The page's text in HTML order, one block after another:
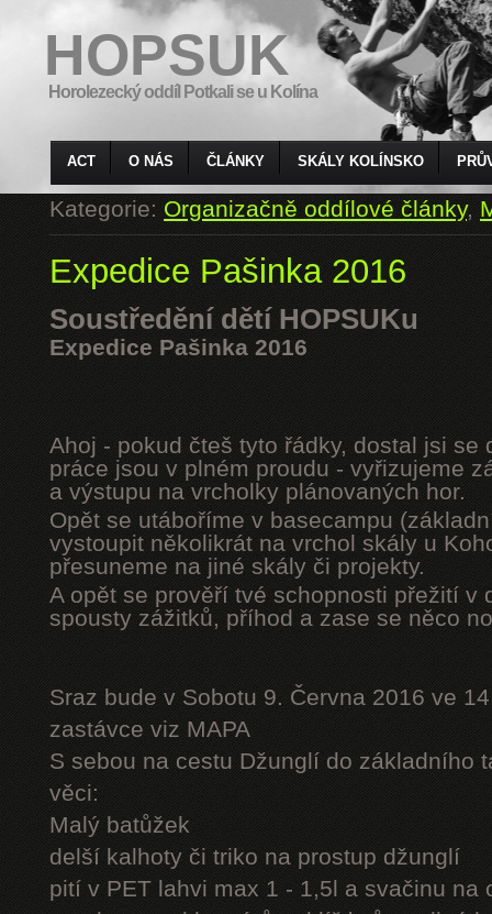
HOPSUK
Horolezecký oddíl Potkali se u Kolína
ACT O NÁS ČLÁNKY SKÁLY KOLÍNSKO
Kategorie:Organizačně oddílové články,
Expedice Pašinka 2016
Soustředění dětí HOPSUKu
Expedice Pašinka 2016
Ahoj - pokud čteš tyto řádky, dostal jsi se
práce jsou v plném proudu - vyřizujeme
a výstupu na vrcholky plánovaných hor.
Opět se utáboříme v basecampu
vystoupit několikrát na vrchol skály u
přesuneme na jiné skály či projekty.
A opět se prověří tvé schopnosti přežití v
spousty zážitků, příhod a zase se něco
Sraz bude v Sobotu 9. Června 2016 ve
zastávce viz MAPA
S sebou na cestu Džunglí do základního
věci:
Malý batůžek
delší kalhoty či triko na prostup džunglí
pití v PET lahvi max 1 - 1,5l a svačinu na